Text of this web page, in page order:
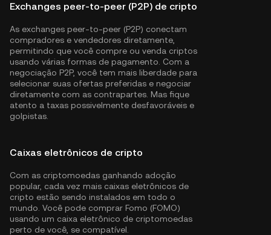
Exchanges peer-to-peer (P2P) de cripto
As exchanges peer-to-peer (P2P) conectam
compradores e vendedores diretamente,
permitindo que você compre ou venda criptos
usando várias formas de pagamento. Com a
negociação P2P, você tem mais liberdade para
selecionar suas ofertas preferidas e negociar
diretamente com as contrapartes. Mas fique
atento a taxas possivelmente desfavoráveis e
golpistas.
Caixas eletrônicos de cripto
Com as criptomoedas ganhando adoção
popular, cada vez mais caixas eletrônicos de
cripto estão sendo instalados em todo o
mundo. Você pode comprar Fomo (FOMO)
usando um caixa eletrônico de criptomoedas
perto de você, se compatível.